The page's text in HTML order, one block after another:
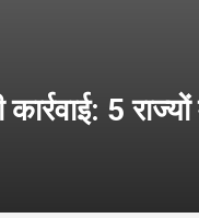
कार्रवाई: 5